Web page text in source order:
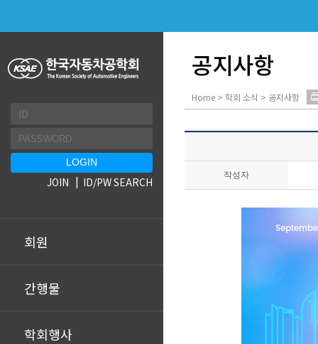
회원
간행물
학회행사
JOIN ID/PW SEARCH
공지사항
Home > 학회 소식 > 공지사항
작성자